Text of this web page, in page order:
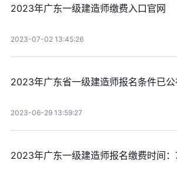
2023年广东一级建造师缴费入口官网
2023-07-02 13:45:26
2023年广东省一级建造师报名条件已公
2023-06-29 13:59:27
2023年广东一级建造师报名缴费时间：